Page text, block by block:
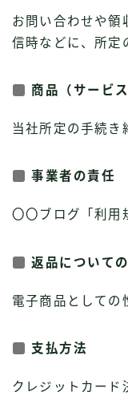
お問い合わせや領
信時などに、所定
商品（サービ
当社所定の手続き
事業者の責任
〇〇ブログ「利用
返品について
電子商品としての
支払方法
クレジットカード